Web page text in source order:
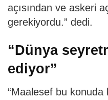
açısından ve askeri
gerekiyordu.” dedi.
“Dünya
ediyor”
“Maalesef bu konuda